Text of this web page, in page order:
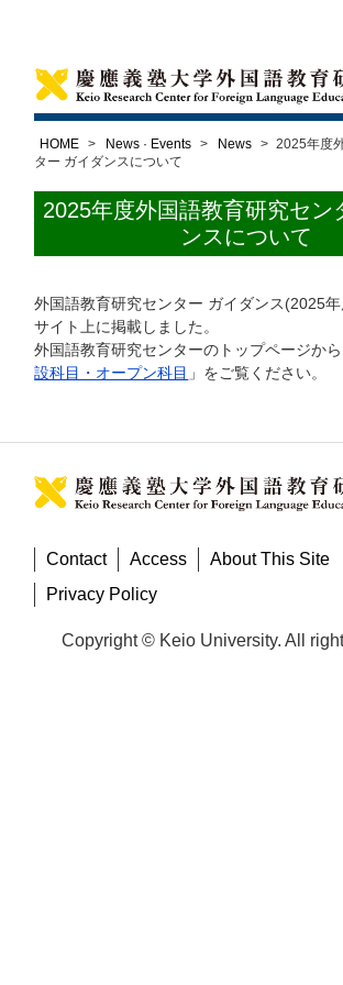
HOME > News · Events > News > 2025年度
ター ガイダンスについて
2025年度外国語教育研究セン
ンスについて
外国語教育研究センター ガイダンス(2025
サイト上に掲載しました。
外国語教育研究センターのトップページか
設科目・オープン科目 」をご覧ください。
Contact Access
About This Site
Privacy Policy
Copyright © Keio University. All